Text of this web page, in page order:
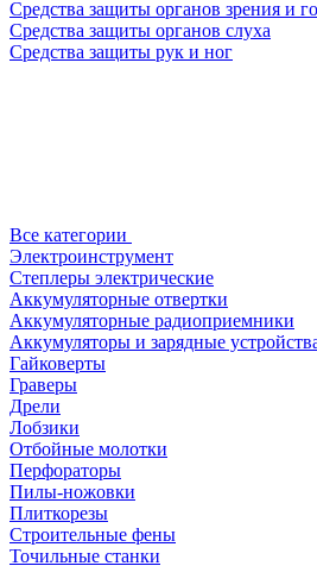
Средства защиты органов зрения и
Средства защиты органов слуха
Средства защиты рук и ног
Все категории
Электроинструмент
Степлеры электрические
Аккумуляторные отвертки
Аккумуляторные радиоприемники
Аккумуляторы и зарядные
Гайковерты
Граверы
Дрели
Лобзики
Отбойные молотки
Перфораторы
Пилы-ножовки
Плиткорезы
Строительные фены
Точильные станки